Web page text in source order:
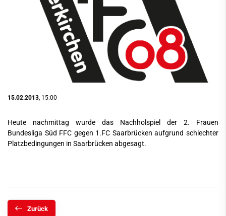
15.02.2013 , 15:00
Heute nachmittag wurde das Nachholspiel der 2. Frauen
Bundesliga Süd FFC gegen 1.FC Saarbrücken aufgrund schlechter
Platzbedingungen in Saarbrücken abgesagt.
Zurück